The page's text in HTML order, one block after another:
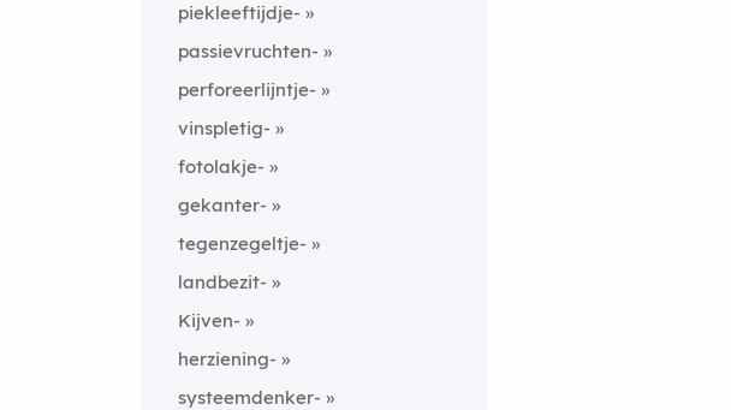
piekleeftijdje-
passievruchten-
perforeerlijntje-
vinspletig-
fotolakje-
gekanter-
tegenzegeltje-
landbezit-
Kijven-
herziening-
systeemdenker-